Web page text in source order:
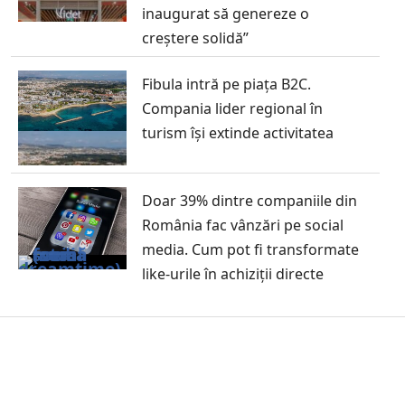
inaugurat să genereze o
creștere solidă”
Fibula intră pe piața B2C.
Compania lider regional în
turism își extinde activitatea
Doar 39% dintre companiile din
România fac vânzări pe social
media. Cum pot fi transformate
like-urile în achiziții directe